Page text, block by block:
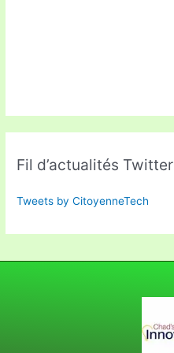
Fil d’actualités Twitter
Tweets by CitoyenneTech